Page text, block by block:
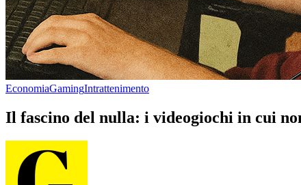
EconomiaGamingIntrattenimento
Il fascino del nulla: i videogiochi in cui